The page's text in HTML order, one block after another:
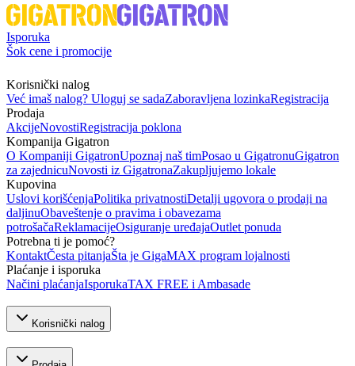
Isporuka
Šok cene i promocije
Korisnički nalog
Već imaš nalog? Uloguj se sadaZaboravljena lozinkaRegistracija
Prodaja
AkcijeNovostiRegistracija poklona
Kompanija Gigatron
O Kompaniji GigatronUpoznaj naš timPosao u GigatronuGigatron
za zajednicuNovosti iz GigatronaZakupljujemo lokale
Kupovina
Uslovi korišćenjaPolitika privatnostiDetalji ugovora o prodaji na
daljinuObaveštenje o pravima i obavezama
potrošačaReklamacijeOsiguranje uređajaOutlet ponuda
Potrebna ti je pomoć?
KontaktČesta pitanjaŠta je GigaMAX program lojalnosti
Plaćanje i isporuka
Načini plaćanjaIsporukaTAX FREE i Ambasade
Korisnički nalog